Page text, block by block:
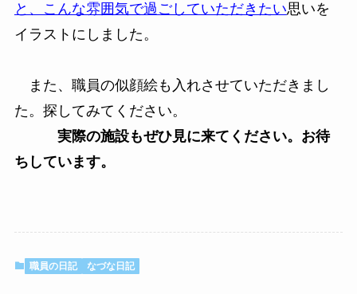
と、こんな雰囲気で過ごしていただきたい思いを
イラストにしました。
また、職員の似顔絵も入れさせていただきまし
た。探してみてください。
実際の施設もぜひ見に来てください。お待
ちしています。
職員の日記 なづな日記